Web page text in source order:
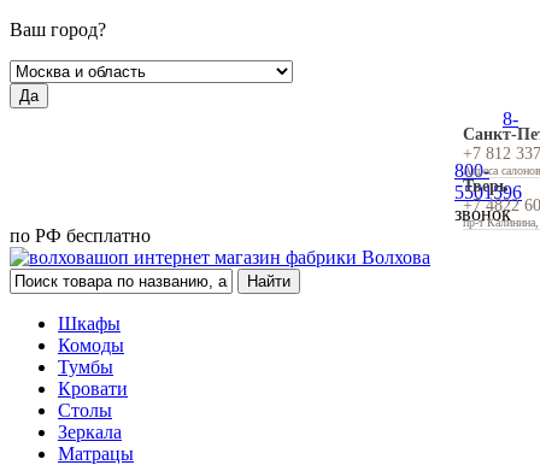
Ваш город?
Да
Санкт-
+7 812
Адреса
Тверь
+7 4822
пр-т
8-
800-
5501596
звонок
по РФ бесплатно
Шкафы
Комоды
Тумбы
Кровати
Столы
Зеркала
Матрацы